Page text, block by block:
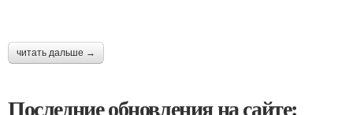
читать дальше →
Последние обновления на сайте: